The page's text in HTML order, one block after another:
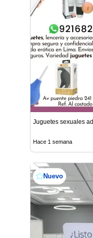
Juguetes sexuales
Hace 1 semana
Nuevo